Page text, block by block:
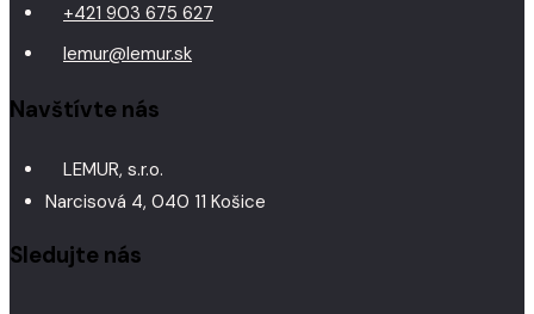
+421 903 675 627
lemur@lemur.sk
Navštívte nás
LEMUR, s.r.o.
Narcisová 4, 040 11 Košice
Sledujte nás